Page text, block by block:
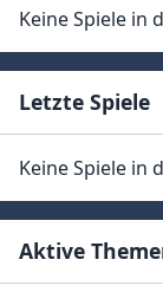
Keine Spiele in
Letzte Spiele
Keine Spiele in
Aktive